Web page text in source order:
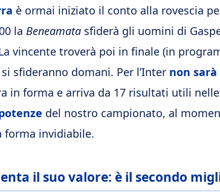
è ormai iniziato il conto alla rovescia
la Beneamata sfiderà gli uomini di
vincente troverà poi in finale (in
sfideranno domani. Per l’Inter non sarà
in forma e arriva da 17 risultati utili
del nostro campionato, al
forma invidiabile.
il suo valore: è il secondo